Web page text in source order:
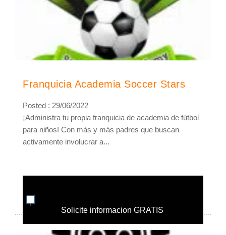
Franquicia Academia Soccer Stars
Posted : 29/06/2022
¡Administra tu propia franquicia de academia de fútbol
para niños! Con más y más padres que buscan
activamente involucrar a...
Solicite informacion GRATIS